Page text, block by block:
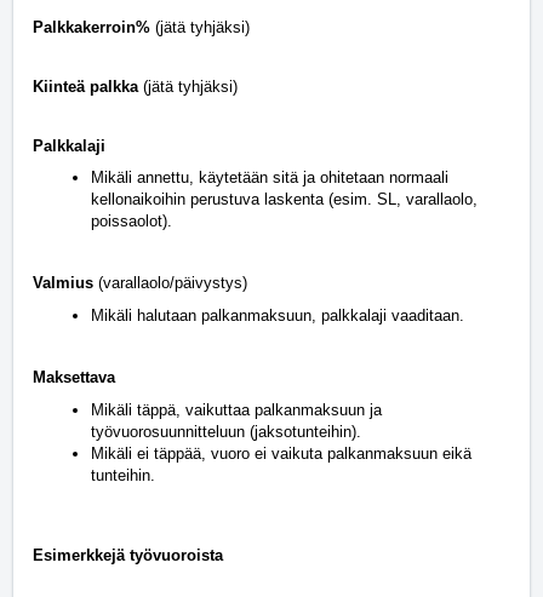
Palkkakerroin% (jätä tyhjäksi)
Kiinteä palkka (jätä tyhjäksi)
Palkkalaji
Mikäli annettu, käytetään sitä ja ohitetaan normaali
kellonaikoihin perustuva laskenta (esim. SL, varallaolo,
poissaolot).
Valmius (varallaolo/päivystys)
Mikäli halutaan palkanmaksuun, palkkalaji vaaditaan.
Maksettava
Mikäli täppä, vaikuttaa palkanmaksuun ja
työvuorosuunnitteluun (jaksotunteihin).
Mikäli ei täppää, vuoro ei vaikuta palkanmaksuun eikä
tunteihin.
Esimerkkejä työvuoroista